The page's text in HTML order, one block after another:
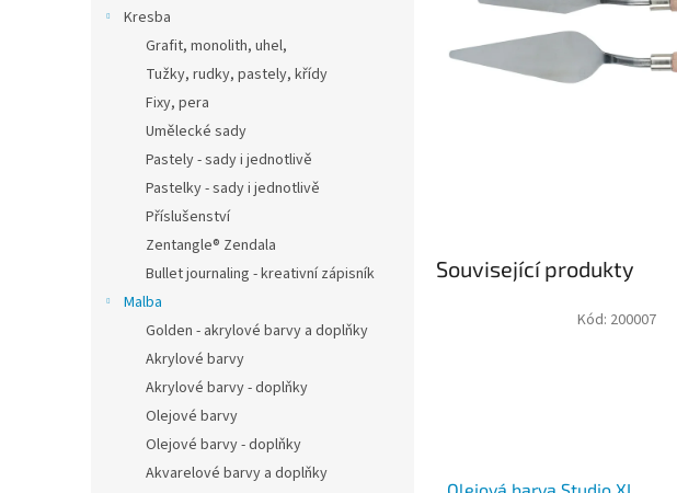
Kresba
Grafit, monolith, uhel,
Tužky, rudky, pastely, křídy
Fixy, pera
Umělecké sady
Pastely - sady i jednotlivě
Pastelky - sady i jednotlivě
Příslušenství
Zentangle® Zendala
Bullet journaling - kreativní zápisník
Malba
Golden - akrylové barvy a doplňky
Akrylové barvy
Akrylové barvy - doplňky
Olejové barvy
Olejové barvy - doplňky
Akvarelové barvy a doplňky
Související produkty
Kód: 200007